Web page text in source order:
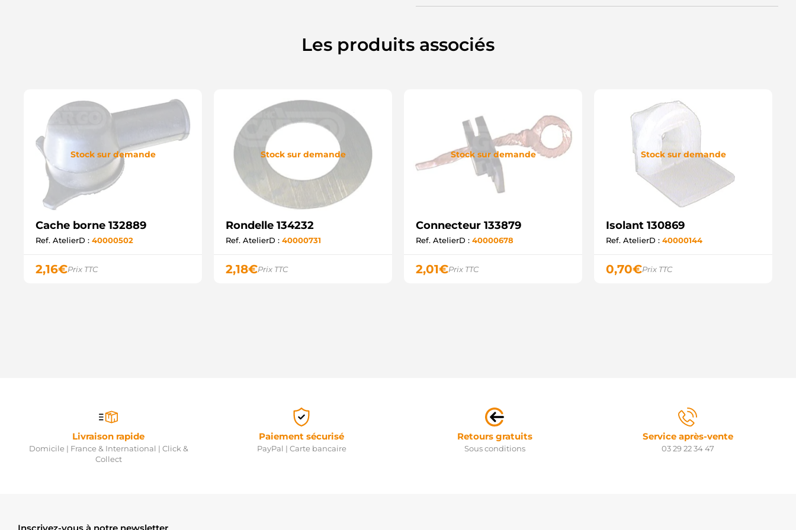
Les produits associés
Stock sur demande
Cache borne 132889
Ref. AtelierD : 40000502
2,16€Prix TTC
Stock sur demande
Rondelle 134232
Ref. AtelierD : 40000731
2,18€Prix TTC
Stock sur demande
Connecteur 133879
Ref. AtelierD : 40000678
2,01€Prix TTC
Stock sur demande
Isolant 130869
Ref. AtelierD : 40000144
0,70€Prix TTC
Livraison rapide
Domicile | France & International | Click &
Collect
Paiement sécurisé
PayPal | Carte bancaire
Retours gratuits
Sous conditions
Service après-vente
03 29 22 34 47